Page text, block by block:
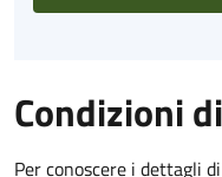
Condizioni
Per conoscere i dettagli